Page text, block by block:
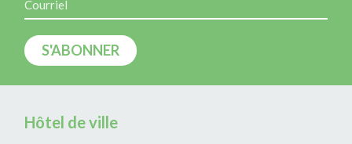
Hôtel de ville